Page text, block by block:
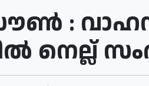
:
നെല്ല്